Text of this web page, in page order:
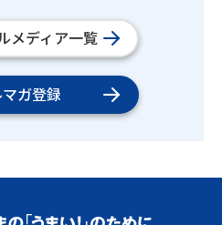
メディア一覧
ガ登録